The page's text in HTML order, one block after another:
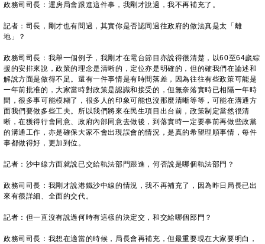
政務司司長：運房局會跟進這件事，我剛才說過，我不再補充了。
記者：司長，剛才也有問過，其實你是否認同過往政府的做法真是太「離
地」？
政務司司長：我舉一個例子，我剛才在電台節目亦說得很清楚，以60至64歲綜
援的安排來說，政策的理念是清晰的，定位亦是明確的，但的確我們在論述和
解說方面是做得不足。還有一件事情是有時間落差，因為往往有些政策可能是
一年前批准的，大家當時對政策是認識和接受的，但無奈落實時已相隔一年時
間，很多事可能模糊了，很多人的印象可能也沒那麼清晰等等，可能在溝通方
面我們要做多些工夫。所以我們將來在民生項目出台前，政策制定當然很清
晰，在獲得行會同意、政府內部同意去做後，到落實時一定要事前再做些政黨
的溝通工作，亦是確保大家不會出現誤會的情況，是真的希望理順事情，每件
事都做得好，更加到位。
記者：沙中線方面就說已交給執法部門跟進，何否說是哪個執法部門？
政務司司長：我剛才說港鐵沙中線的情況，我不再補充了，因為昨日局長已出
來有很詳細、全面的交代。
記者：但一直沒有說過何時有這樣的決定交，和交給哪個部門？
政務司司長：我想在適當的時候，局長會再補充，但最重要現在大家要明白，